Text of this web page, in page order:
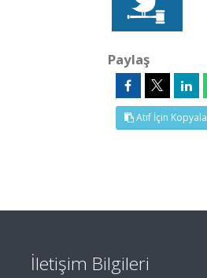
Paylaş
Atıf İçin Kopyala
İletişim Bilgileri